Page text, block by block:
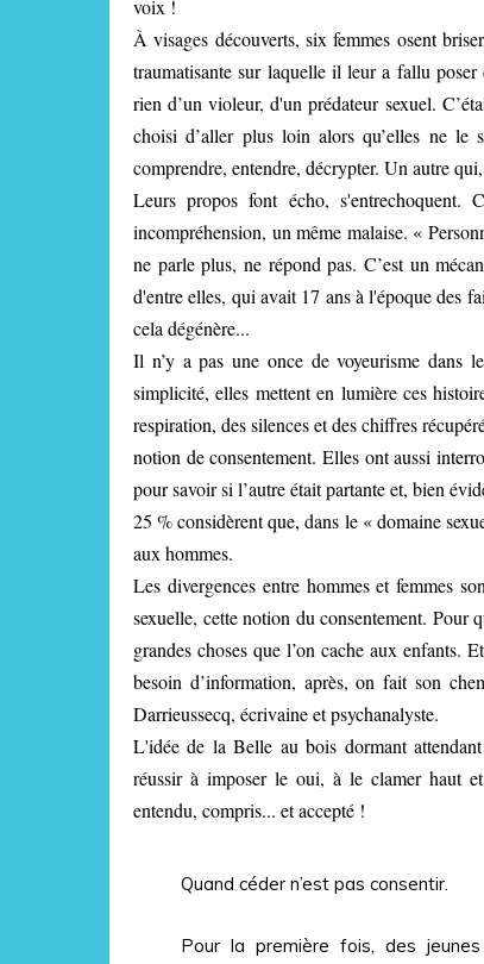
voix !
À visages découverts, six femmes osent
traumatisante sur laquelle il leur a fallu poser
rien d’un violeur, d'un prédateur sexuel.
choisi d’aller plus loin alors qu’elles ne le
comprendre, entendre, décrypter. Un autre
Leurs propos font écho, s'entrechoquent.
incompréhension, un même malaise. «
ne parle plus, ne répond pas. C’est un
d'entre elles, qui avait 17 ans à l'époque des
cela dégénère...
Il n’y a pas une once de voyeurisme dans
simplicité, elles mettent en lumière ces
respiration, des silences et des chiffres
notion de consentement. Elles ont aussi
pour savoir si l’autre était partante et, bien
25 % considèrent que, dans le « domaine
aux hommes.
Les divergences entre hommes et femmes
sexuelle, cette notion du consentement.
grandes choses que l’on cache aux enfants.
besoin d’information, après, on fait son
Darrieussecq, écrivaine et psychanalyste.
L'idée de la Belle au bois dormant
réussir à imposer le oui, à le clamer haut
entendu, compris... et accepté !
Quand céder n’est pas consentir.
Pour la première fois, des